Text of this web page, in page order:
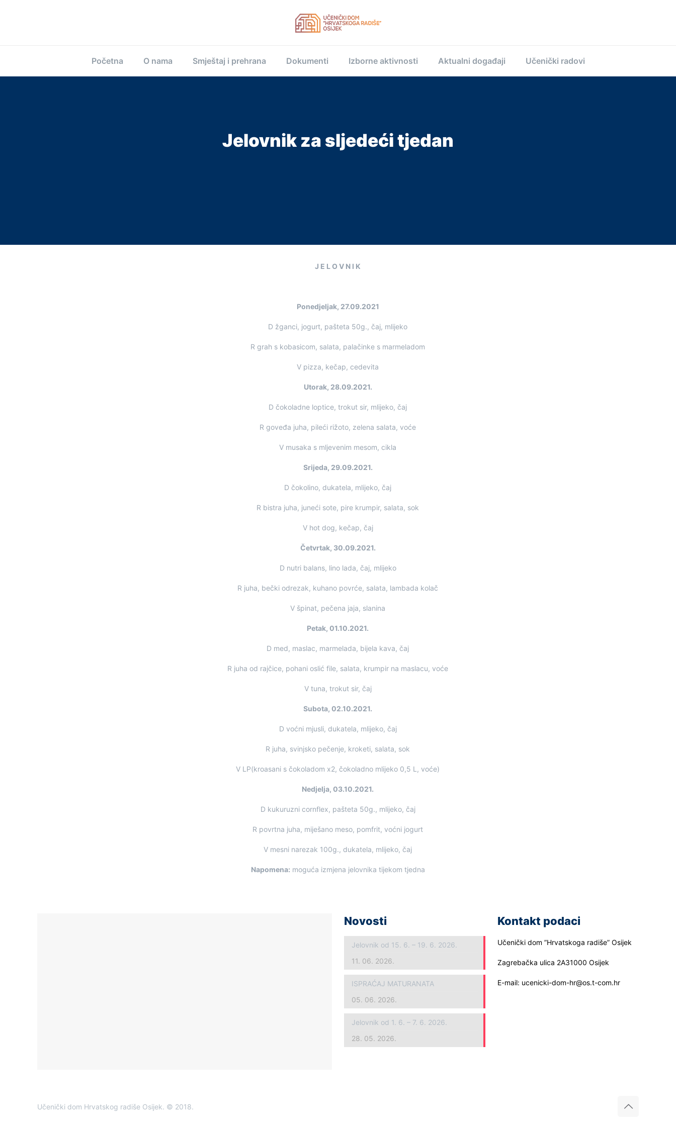
Početna O nama Smještaj i prehrana Dokumenti Izborne aktivnosti Aktualni događaji Učenički radovi
Jelovnik za sljedeći tjedan
J E L O V N I K
Ponedjeljak, 27.09.2021
D žganci, jogurt, pašteta 50g., čaj, mlijeko
R grah s kobasicom, salata, palačinke s marmeladom
V pizza, kečap, cedevita
Utorak, 28.09.2021.
D čokoladne loptice, trokut sir, mlijeko, čaj
R goveđa juha, pileći rižoto, zelena salata, voće
V musaka s mljevenim mesom, cikla
Srijeda, 29.09.2021.
D čokolino, dukatela, mlijeko, čaj
R bistra juha, juneći sote, pire krumpir, salata, sok
V hot dog, kečap, čaj
Četvrtak, 30.09.2021.
D nutri balans, lino lada, čaj, mlijeko
R juha, bečki odrezak, kuhano povrće, salata, lambada kolač
V špinat, pečena jaja, slanina
Petak, 01.10.2021.
D med, maslac, marmelada, bijela kava, čaj
R juha od rajčice, pohani oslić file, salata, krumpir na maslacu, voće
V tuna, trokut sir, čaj
Subota, 02.10.2021.
D voćni mjusli, dukatela, mlijeko, čaj
R juha, svinjsko pečenje, kroketi, salata, sok
V LP(kroasani s čokoladom x2, čokoladno mlijeko 0,5 L, voće)
Nedjelja, 03.10.2021.
D kukuruzni cornflex, pašteta 50g., mlijeko, čaj
R povrtna juha, miješano meso, pomfrit, voćni jogurt
V mesni narezak 100g., dukatela, mlijeko, čaj
Napomena: moguća izmjena jelovnika tijekom tjedna
Novosti
Jelovnik od 15. 6. – 19. 6. 2026.
11. 06. 2026.
ISPRAĆAJ MATURANATA
05. 06. 2026.
Jelovnik od 1. 6. – 7. 6. 2026.
28. 05. 2026.
Kontakt podaci
Učenički dom ”Hrvatskoga radiše” Osijek
Zagrebačka ulica 2A31000 Osijek
E-mail: ucenicki-dom-hr@os.t-com.hr
Učenički dom Hrvatskog radiše Osijek. © 2018.